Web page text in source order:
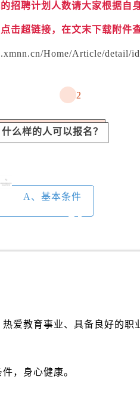
招聘计划人数请大家根据自
点击超链接，在文末下载附件
Home/Article/detail/
2
什么样的人可以报名？
A、基本条件
爱教育事业、具备良好的职
，身心健康。